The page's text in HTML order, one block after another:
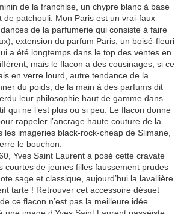
de la franchise, un chypre blanc à base
de patchouli. Mon Paris est un vrai-faux
de la parfumerie qui consiste à faire
extension du parfum Paris, un boisé-fleuri
a été longtemps dans le top des ventes en
mais le flacon a des cousinages, si ce
en verre lourd, autre tendance de la
du poids, de la main à des parfums dit
leur philosophie haut de gamme dans
qui ne l’est plus ou si peu. Le flacon donne
rappeler l’ancrage haute couture de la
les imageries black-rock-cheap de Slimane,
le bouchon.
Yves Saint Laurent a posé cette cravate
courtes de jeunes filles faussement prudes
sage et classique, aujourd’hui la lavallière
tarte ! Retrouver cet accessoire désuet
ce flacon n’est pas la meilleure idée